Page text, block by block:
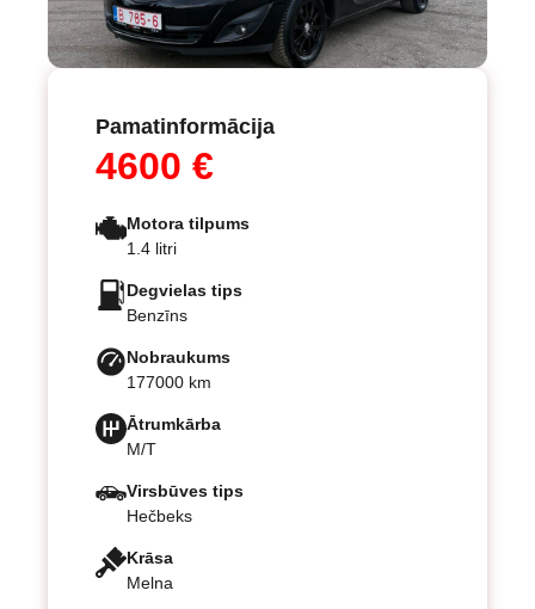
Pamatinformācija
4600 €
Motora tilpums
1.4 litri
Degvielas tips
Benzīns
Nobraukums
177000 km
Ātrumkārba
M/T
Virsbūves tips
Hečbeks
Krāsa
Melna